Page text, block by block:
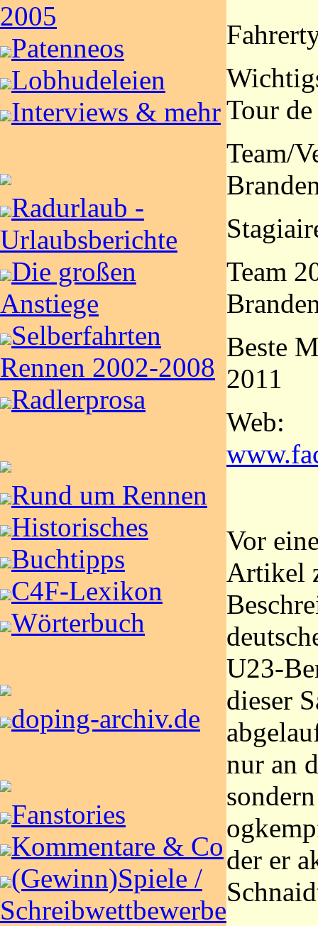
2005
Patenneos
Lobhudeleien
Interviews & mehr
Radurlaub -
Urlaubsberichte
Die großen
Anstiege
Selberfahrten
Rennen 2002-2008
Radlerprosa
Rund um Rennen
Historisches
Buchtipps
C4F-Lexikon
Wörterbuch
doping-archiv.de
Fanstories
Kommentare & Co
(Gewinn)Spiele /
Schreibwettbewerbe
Tour
Team/
Team
Beste
2011
Web:
Vor
Artikel
U23-
dieser
nur an
der er